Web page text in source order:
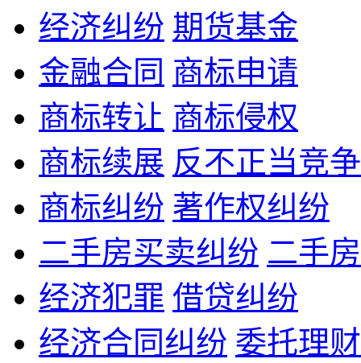
经济纠纷 期货基金
金融合同 商标申请
商标转让 商标侵权
商标续展 反不正当竞争
商标纠纷 著作权纠纷
二手房买卖纠纷 二手
经济犯罪 借贷纠纷
经济合同纠纷 委托理